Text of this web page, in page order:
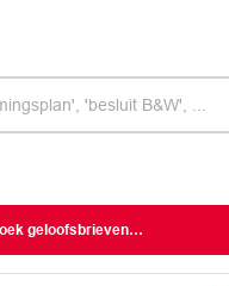
250626 cieleden